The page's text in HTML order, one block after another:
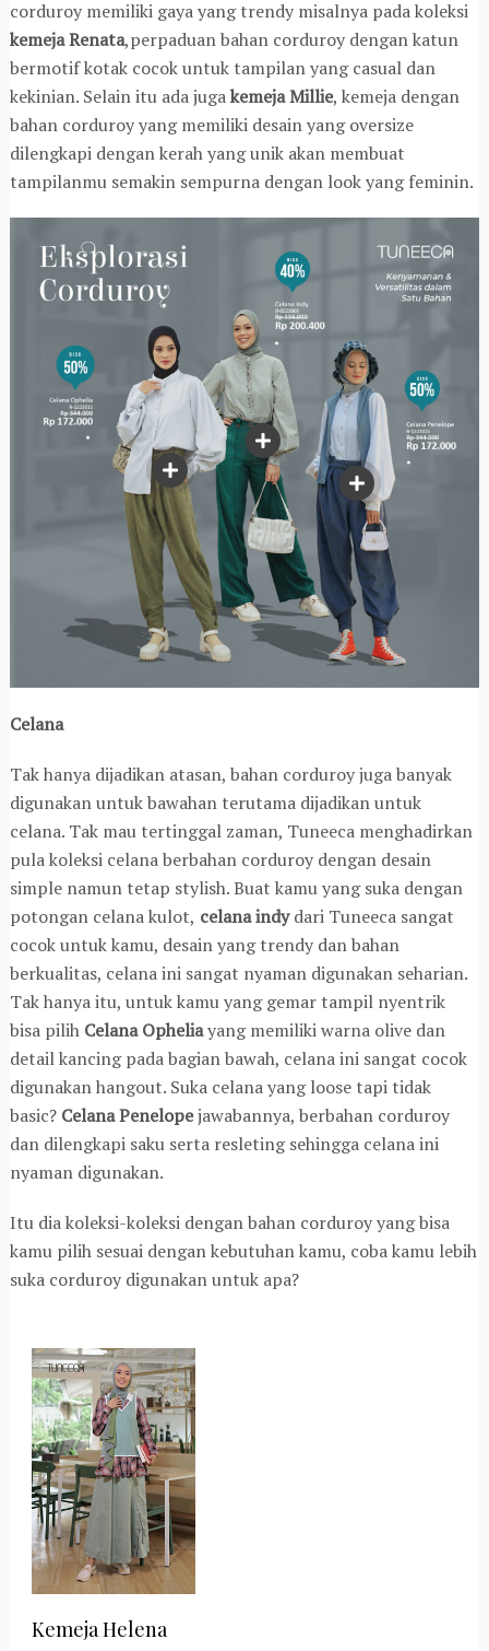
corduroy memiliki gaya yang trendy misalnya pada koleksi
kemeja Renata,perpaduan bahan corduroy dengan katun
bermotif kotak cocok untuk tampilan yang casual dan
kekinian. Selain itu ada jugakemeja Millie, kemeja dengan
bahan corduroy yang memiliki desain yang oversize
dilengkapi dengan kerah yang unik akan membuat
tampilanmu semakin sempurna dengan look yang feminin.
Celana
Tak hanya dijadikan atasan, bahan corduroy juga banyak
digunakan untuk bawahan terutama dijadikan untuk
celana. Tak mau tertinggal zaman, Tuneeca menghadirkan
pula koleksi celana berbahan corduroy dengan desain
simple namun tetap stylish. Buat kamu yang suka dengan
potongan celana kulot, celana indydari Tuneeca sangat
cocok untuk kamu, desain yang trendy dan bahan
berkualitas, celana ini sangat nyaman digunakan seharian.
Tak hanya itu, untuk kamu yang gemar tampil nyentrik
bisa pilih Celana Opheliayang memiliki warna olive dan
detail kancing pada bagian bawah, celana ini sangat cocok
digunakan hangout. Suka celana yang loose tapi tidak
basic? Celana Penelopejawabannya, berbahan corduroy
dan dilengkapi saku serta resleting sehingga celana ini
nyaman digunakan.
Itu dia koleksi-koleksi dengan bahan corduroy yang bisa
kamu pilih sesuai dengan kebutuhan kamu, coba kamu lebih
suka corduroy digunakan untuk apa?
Kemeja Helena